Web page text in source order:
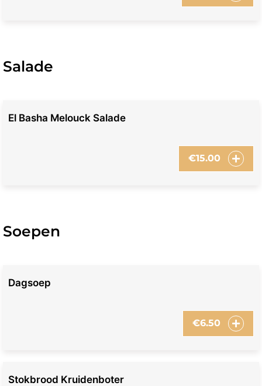
Salade
El Basha Melouck Salade
€15.00
Soepen
Dagsoep
€6.50
Stokbrood Kruidenboter